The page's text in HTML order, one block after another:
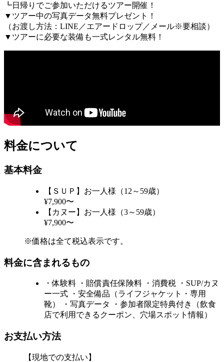
┗日帰りでご参加いただけるツアー開催！
▼ツアー中の写真データ無料プレゼント！
（お渡し方法：LINE／エアードロップ／メール※要相談）
▼ツアーに必要な装備も一式レンタル無料！
料金について
基本料金
【ＳＵＰ】お一人様（12～59歳）
¥7,900〜
【カヌー】お一人様（3～59歳）
¥7,900〜
※価格は全て税込表示です。
料金に含まれるもの
・体験料 ・賠償責任保険料 ・消費税 ・SUP/カヌ
ー一式 ・安全備品（ライフジャケット・専用
靴） ・写真データ ・参加者限定特典付き（飲食
店で利用できるクーポン、穴場スポット情報）
お支払い方法
【現地での支払い】